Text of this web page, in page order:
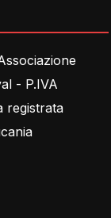
- P.IVA
registrata